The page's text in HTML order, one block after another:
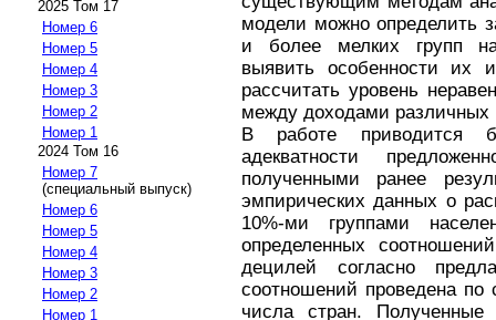
2025 Том 17
Номер 6
Номер 5
Номер 4
Номер 3
Номер 2
Номер 1
2024 Том 16
Номер 7
(специальный выпуск)
Номер 6
Номер 5
Номер 4
Номер 3
Номер 2
Номер 1
модели можно определить
и более мелких групп
выявить особенности их
рассчитать уровень
между доходами различных
В работе приводится
адекватности
полученными ранее
эмпирических данных о
10%-ми группами
определенных
децилей согласно
соотношений проведена по
числа стран. Полученные